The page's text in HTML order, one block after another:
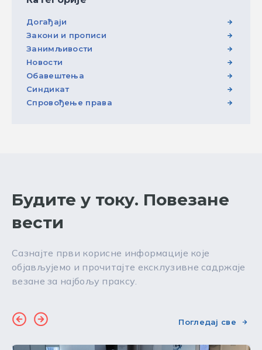
Догађаји
Закони и прописи
Занимљивости
Новости
Обавештења
Синдикат
Спровођење права
Будите у току. Повезане
вести
Сазнајте први корисне информације које
објављујемо и прочитајте ексклузивне садржаје
везане за најбољу праксу.
Погледај све